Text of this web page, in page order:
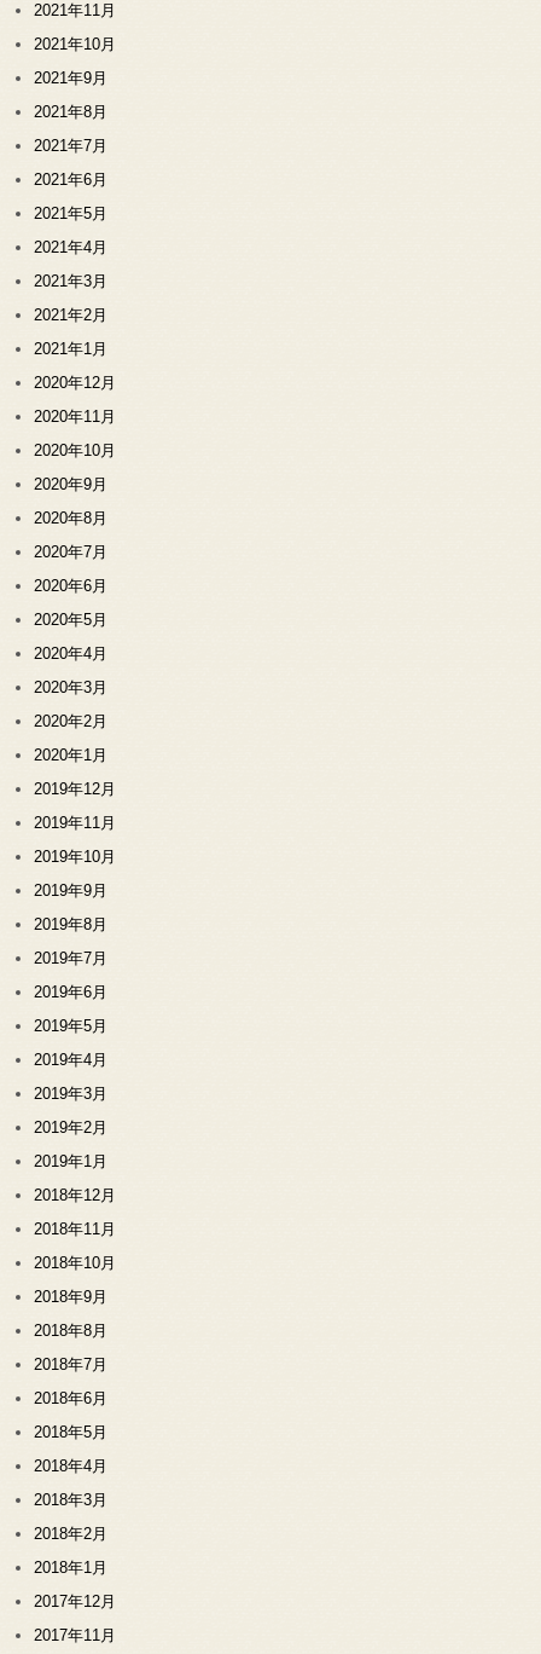
2021年11月
2021年10月
2021年9月
2021年8月
2021年7月
2021年6月
2021年5月
2021年4月
2021年3月
2021年2月
2021年1月
2020年12月
2020年11月
2020年10月
2020年9月
2020年8月
2020年7月
2020年6月
2020年5月
2020年4月
2020年3月
2020年2月
2020年1月
2019年12月
2019年11月
2019年10月
2019年9月
2019年8月
2019年7月
2019年6月
2019年5月
2019年4月
2019年3月
2019年2月
2019年1月
2018年12月
2018年11月
2018年10月
2018年9月
2018年8月
2018年7月
2018年6月
2018年5月
2018年4月
2018年3月
2018年2月
2018年1月
2017年12月
2017年11月